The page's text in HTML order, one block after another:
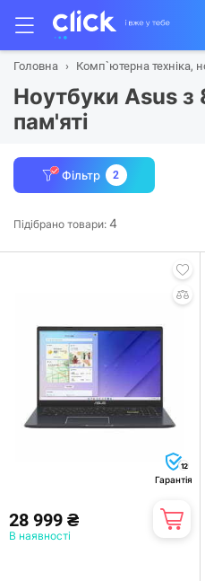
Головна Комп`ютерна техніка,
Ноутбуки Asus з
пам'яті
Фільтр 2
Підібрано товари: 4
12
Гарантія
28 999 ₴
В наявності